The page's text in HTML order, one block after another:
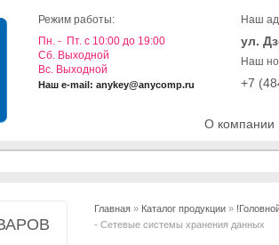
О компании
Режим работы:
Пн. - Пт. с 10:00 до 19:00
Cб. Выходной
Вс. Выходной
Наш e-mail: anykey@anycomp.ru
Наш
ул.
Наш
+7
Главная » Каталог продукции »
- Сетевые системы хранения данных